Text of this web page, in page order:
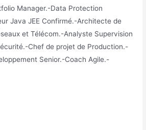
Manager.-Data Protection
Java JEE Confirmé.-Architecte de
et Télécom.-Analyste Supervision
Chef de projet de Production.-
Senior.-Coach Agile.-